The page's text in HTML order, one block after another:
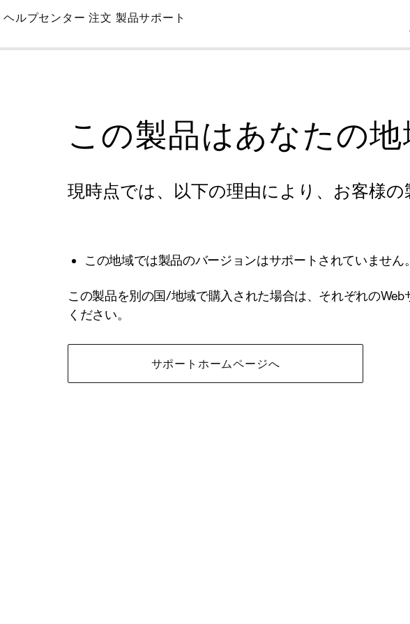
Skip
Main
ヘルプセンター 注文 製品サポート
この製品はあなたの
現時点では、以下の理由により、お客様
この地域では製品のバージョンはサポートされていません。
この製品を別の国/地域で購入された場合は、それぞれの
ください。
サポートホームページへ